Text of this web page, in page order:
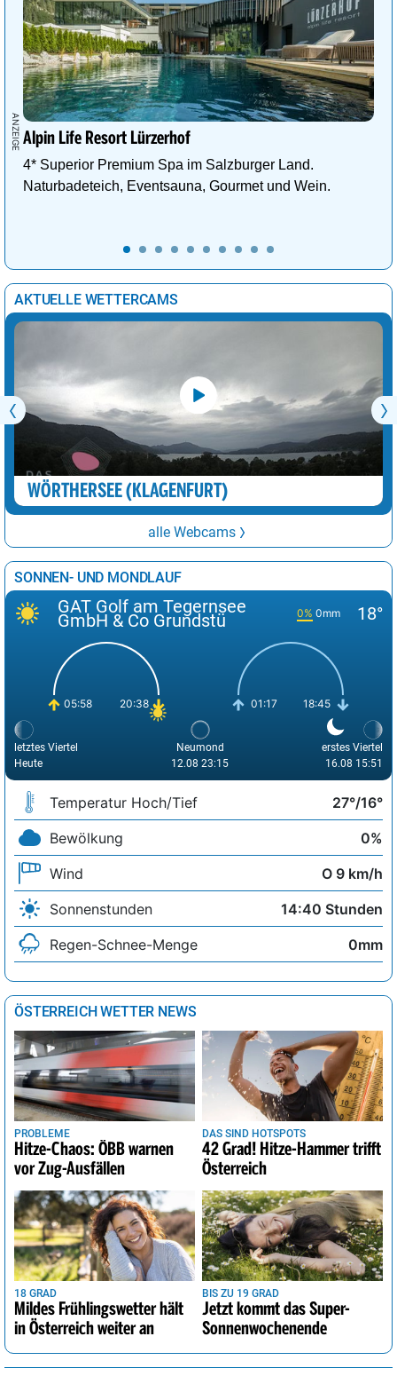
Alpin Life Resort Lürzerhof
4* Superior Premium Spa im Salzburger Land.
Naturbadeteich, Eventsauna, Gourmet und Wein.
AKTUELLE WETTERCAMS
WÖRTHERSEE (KLAGENFURT)
alle Webcams
SONNEN- UND MONDLAUF
GAT Golf am Tegernsee
GmbH & Co Grundstü 0% 0mm 18°
05:58 20:38 01:17 18:45
letztes Viertel
Heute
Neumond
12.08 23:15
erstes Viertel
16.08 15:51
Temperatur Hoch/Tief
27°/16°
Bewölkung
0%
Wind
O 9 km/h
Sonnenstunden
14:40 Stunden
Regen-Schnee-Menge
0mm
ÖSTERREICH WETTER NEWS
PROBLEME
Hitze-Chaos: ÖBB warnen
vor Zug-Ausfällen
DAS SIND HOTSPOTS
42 Grad! Hitze-Hammer trifft
Österreich
18 GRAD
Mildes Frühlingswetter hält
in Österreich weiter an
BIS ZU 19 GRAD
Jetzt kommt das Super-
Sonnenwochenende